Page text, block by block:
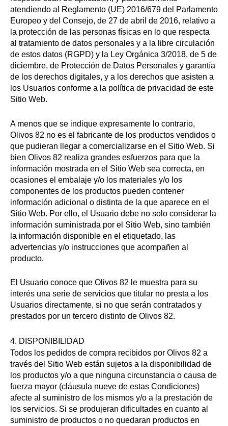
atendiendo al Reglamento (UE) 2016/679 del Parlamento
Europeo y del Consejo, de 27 de abril de 2016, relativo a
la protección de las personas físicas en lo que respecta
al tratamiento de datos personales y a la libre circulación
de estos datos (RGPD) y la Ley Orgánica 3/2018, de 5 de
diciembre, de Protección de Datos Personales y garantía
de los derechos digitales, y a los derechos que asisten a
los Usuarios conforme a la política de privacidad de este
Sitio Web.
A menos que se indique expresamente lo contrario,
Olivos 82 no es el fabricante de los productos vendidos o
que pudieran llegar a comercializarse en el Sitio Web. Si
bien Olivos 82 realiza grandes esfuerzos para que la
información mostrada en el Sitio Web sea correcta, en
ocasiones el embalaje y/o los materiales y/o los
componentes de los productos pueden contener
información adicional o distinta de la que aparece en el
Sitio Web. Por ello, el Usuario debe no solo considerar la
información suministrada por el Sitio Web, sino también
la información disponible en el etiquetado, las
advertencias y/o instrucciones que acompañen al
producto.
El Usuario conoce que Olivos 82 le muestra para su
interés una serie de servicios que titular no presta a los
Usuarios directamente, si no que serán contratados y
prestados por un tercero distinto de Olivos 82.
4. DISPONIBILIDAD
Todos los pedidos de compra recibidos por Olivos 82 a
través del Sitio Web están sujetos a la disponibilidad de
los productos y/o a que ninguna circunstancia o causa de
fuerza mayor (cláusula nueve de estas Condiciones)
afecte al suministro de los mismos y/o a la prestación de
los servicios. Si se produjeran dificultades en cuanto al
suministro de productos o no quedaran productos en